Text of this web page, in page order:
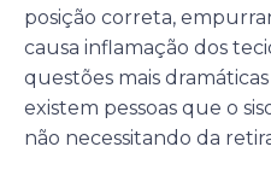
posição correta,
causa inflamação dos
questões mais
existem pessoas que o
não necessitando da